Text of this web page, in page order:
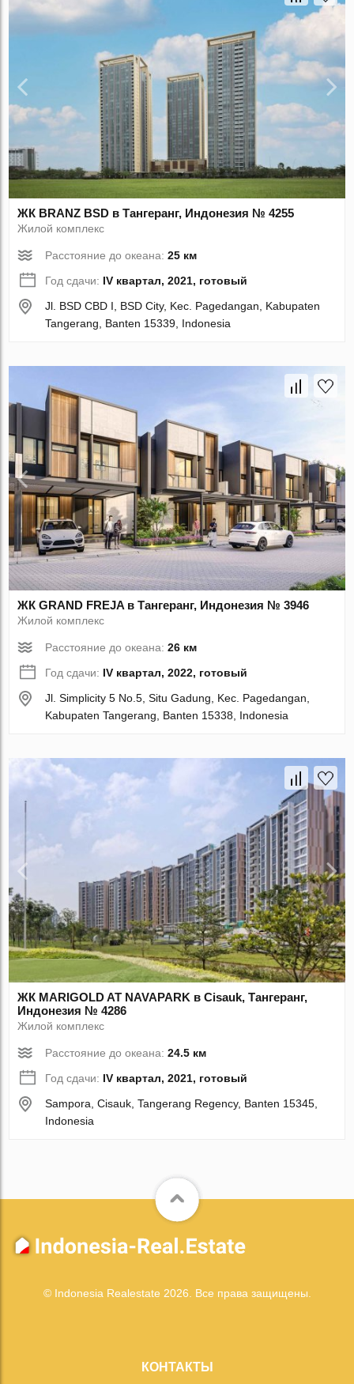
ЖК BRANZ BSD в Тангеранг, Индонезия № 4255
Жилой комплекс
Расстояние до океана:25 км
Год сдачи: IV квартал, 2021, готовый
Jl. BSD CBD I, BSD City, Kec. Pagedangan, Kabupaten
Tangerang, Banten 15339, Indonesia
ЖК GRAND FREJA в Тангеранг, Индонезия № 3946
Жилой комплекс
Расстояние до океана:26 км
Год сдачи: IV квартал, 2022, готовый
Jl. Simplicity 5 No.5, Situ Gadung, Kec. Pagedangan,
Kabupaten Tangerang, Banten 15338, Indonesia
ЖК MARIGOLD AT NAVAPARK в Cisauk, Тангеранг,
Индонезия № 4286
Жилой комплекс
Расстояние до океана:24.5 км
Год сдачи: IV квартал, 2021, готовый
Sampora, Cisauk, Tangerang Regency, Banten 15345,
Indonesia
© Indonesia Realestate 2026. Все права защищены.
КОНТАКТЫ